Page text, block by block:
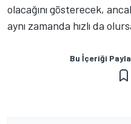
olacağını gösterecek,
aynı zamanda hızlı da
Bu İçeriği